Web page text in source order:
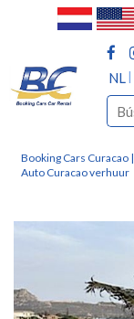
NL
Booking Cars Curacao |
Auto Curacao verhuur